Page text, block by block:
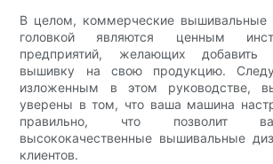
В целом, коммерческие
головкой являются ценным
предприятий, желающих добавить
вышивку на свою продукцию.
изложенным в этом руководстве,
уверены в том, что ваша машина
правильно, что позволит
высококачественные вышивальные
клиентов.